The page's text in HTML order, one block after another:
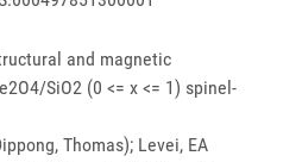
and magnetic
SiO2 (0 <= x <= 1) spinel-
Thomas); Levei, EA